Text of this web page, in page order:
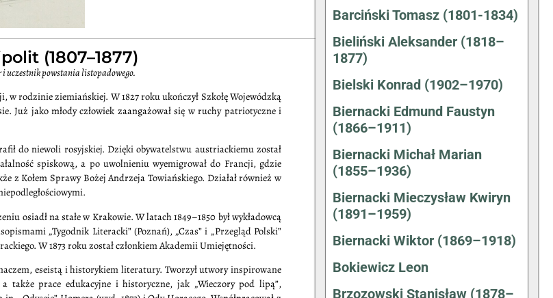
(1807–1877)
uczestnik powstania listopadowego.
rodzinie ziemiańskiej. W 1827 roku ukończył Szkołę Wojewódzką
Już jako młody człowiek zaangażował się w ruchy patriotyczne i
do niewoli rosyjskiej. Dzięki obywatelstwu austriackiemu został
spiskową, a po uwolnieniu wyemigrował do Francji, gdzie
z Kołem Sprawy Bożej Andrzeja Towiańskiego. Działał również w
osiadł na stałe w Krakowie. W latach 1849–1850 był wykładowcą
„Tygodnik Literacki” (Poznań), „Czas” i „Przegląd Polski”
W 1873 roku został członkiem Akademii Umiejętności.
eseistą i historykiem literatury. Tworzył utwory inspirowane
prace edukacyjne i historyczne, jak „Wieczory pod lipą”,
Barciński Tomasz (1801-1834)
Bieliński Aleksander (1818–
1877)
Bielski Konrad (1902–1970)
Biernacki Edmund Faustyn
(1866–1911)
Biernacki Michał Marian
(1855–1936)
Biernacki Mieczysław Kwiryn
(1891–1959)
Biernacki Wiktor (1869–1918)
Bokiewicz Leon
Brzozowski Stanisław (1878–